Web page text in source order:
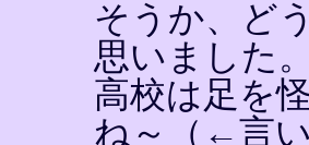
そうか、ど
思いました。
高校は足を
ね～（←言い